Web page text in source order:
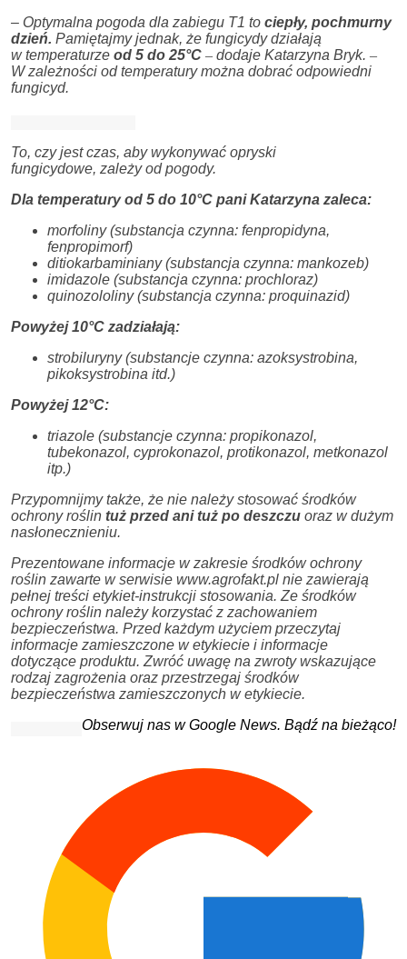
– Optymalna pogoda dla zabiegu T1 to ciepły, pochmurny
dzień. Pamiętajmy jednak, że fungicydy działają
w temperaturze od 5 do 25°C – dodaje Katarzyna Bryk. –
W zależności od temperatury można dobrać odpowiedni
fungicyd.
To, czy jest czas, aby wykonywać opryski
fungicydowe, zależy od pogody.
Dla temperatury od 5 do 10°C pani Katarzyna zaleca:
morfoliny (substancja czynna: fenpropidyna,
fenpropimorf)
ditiokarbaminiany (substancja czynna: mankozeb)
imidazole (substancja czynna: prochloraz)
quinozololiny (substancja czynna: proquinazid)
Powyżej 10°C zadziałają:
strobiluryny (substancje czynna: azoksystrobina,
pikoksystrobina itd.)
Powyżej 12°C:
triazole (substancje czynna: propikonazol,
tubekonazol, cyprokonazol, protikonazol, metkonazol
itp.)
Przypomnijmy także, że nie należy stosować środków
ochrony roślin tuż przed ani tuż po deszczu oraz w dużym
nasłonecznieniu.
Prezentowane informacje w zakresie środków ochrony
roślin zawarte w serwisie www.agrofakt.pl nie zawierają
pełnej treści etykiet-instrukcji stosowania. Ze środków
ochrony roślin należy korzystać z zachowaniem
bezpieczeństwa. Przed każdym użyciem przeczytaj
informacje zamieszczone w etykiecie i informacje
dotyczące produktu. Zwróć uwagę na zwroty wskazujące
rodzaj zagrożenia oraz przestrzegaj środków
bezpieczeństwa zamieszczonych w etykiecie.
Obserwuj nas w Google News. Bądź na bieżąco!